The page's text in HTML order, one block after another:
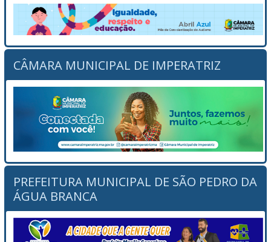
CÂMARA MUNICIPAL DE IMPERATRIZ
PREFEITURA MUNICIPAL DE SÃO PEDRO DA
ÁGUA BRANCA